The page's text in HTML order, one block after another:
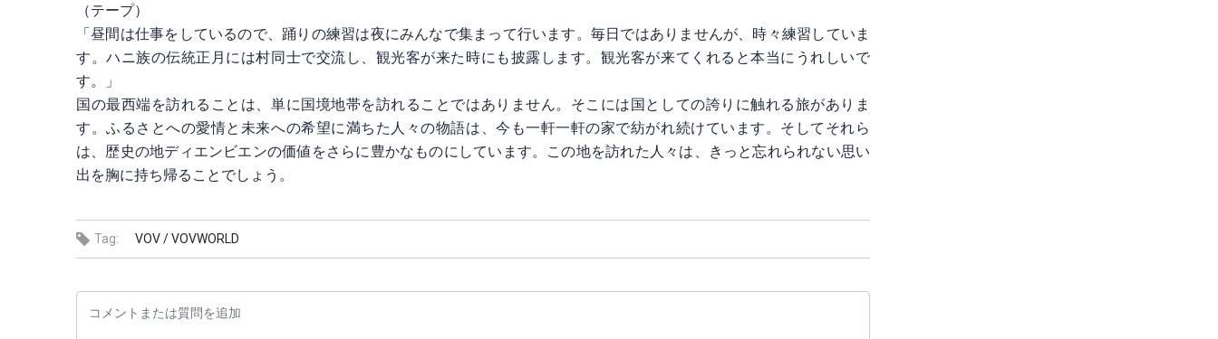
（テープ）
「昼間は仕事をしているので、踊りの練習は夜にみんなで集まって行います。毎日ではありませんが、時々練習していま
す。ハニ族の伝統正月には村同士で交流し、観光客が来た時にも披露します。観光客が来てくれると本当にうれしいで
す。」
国の最西端を訪れることは、単に国境地帯を訪れることではありません。そこには国としての誇りに触れる旅がありま
す。ふるさとへの愛情と未来への希望に満ちた人々の物語は、今も一軒一軒の家で紡がれ続けています。そしてそれら
は、歴史の地ディエンビエンの価値をさらに豊かなものにしています。この地を訪れた人々は、きっと忘れられない思い
出を胸に持ち帰ることでしょう。
Tag: VOV /VOVWORLD